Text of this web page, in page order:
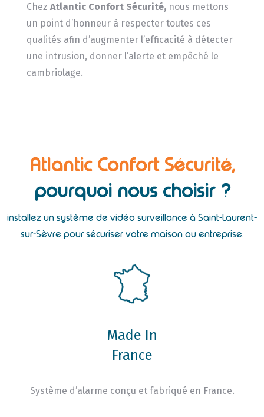
Chez Atlantic Confort Sécurité,nous mettons
un point d’honneur à respecter toutes ces
qualités afin d’augmenter l’efficacité à détecter
une intrusion, donner l’alerte et empêché le
cambriolage.
Atlantic Confort Sécurité,
pourquoi nous choisir ?
installez un système de vidéo surveillance à Saint-Laurent-
sur-Sèvre pour sécuriser votre maison ou entreprise.
Made In
France
Système d’alarme conçu et fabriqué en France.